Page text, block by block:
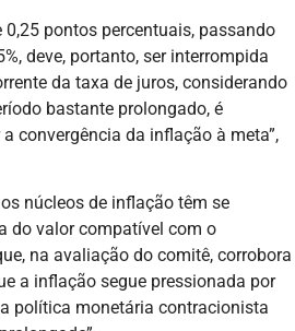
0,25 pontos percentuais, passando
deve, portanto, ser interrompida
da taxa de juros, considerando
bastante prolongado, é
convergência da inflação à meta”,
núcleos de inflação têm se
do valor compatível com o
na avaliação do comitê, corrobora
a inflação segue pressionada por
política monetária contracionista